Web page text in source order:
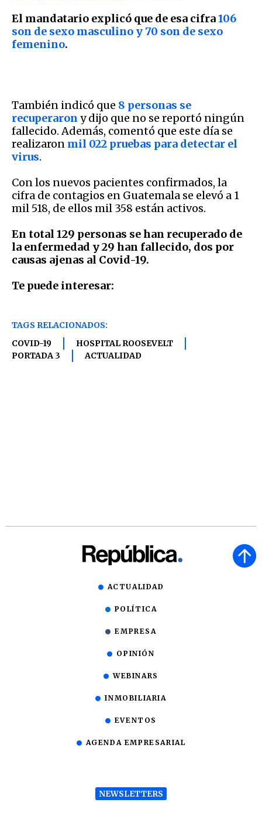
El mandatario explicó que de esa cifra106
son de sexo masculino y 70 son de sexo
femenino.
También indicó que 8 personas se
recuperaron y dijo que no se reportó ningún
fallecido. Además, comentó que este día se
realizaron mil 022 pruebas para detectar el
virus.
Con los nuevos pacientes confirmados, la
cifra de contagios en Guatemala se elevó a 1
mil 518, de ellos mil 358 están activos.
En total 129 personas se han recuperado de
la enfermedad y 29 han fallecido, dos por
causas ajenas al Covid-19.
Te puede interesar:
TAGS RELACIONADOS:
COVID-19
HOSPITAL ROOSEVELT
PORTADA 3
ACTUALIDAD
ACTUALIDAD
POLÍTICA
EMPRESA
OPINIÓN
WEBINARS
INMOBILIARIA
EVENTOS
AGENDA EMPRESARIAL
NEWSLETTERS